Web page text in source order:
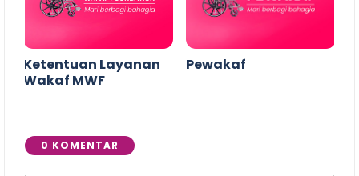
Ketentuan Layanan
Wakaf MWF
Pewakaf
0 KOMENTAR